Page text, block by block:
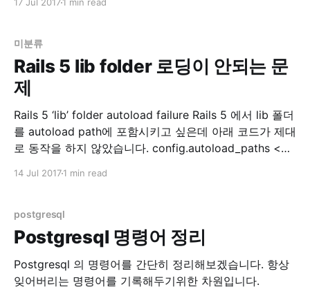
17 Jul 20171 min read
미분류
Rails 5 lib folder 로딩이 안되는 문
제
Rails 5 ‘lib’ folder autoload failure Rails 5 에서 lib 폴더
를 autoload path에 포함시키고 싶은데 아래 코드가 제대
로 동작을 하지 않았습니다. config.autoload_paths <<
14 Jul 20171 min read
postgresql
Postgresql 명령어 정리
Postgresql 의 명령어를 간단히 정리해보겠습니다. 항상
잊어버리는 명령어를 기록해두기위한 차원입니다.